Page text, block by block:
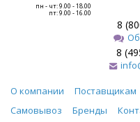
пн - чт: 9.00 - 18.00
пт: 9.00 - 16.00
8
8
О компании Поставщикам
Самовывоз
Бренды